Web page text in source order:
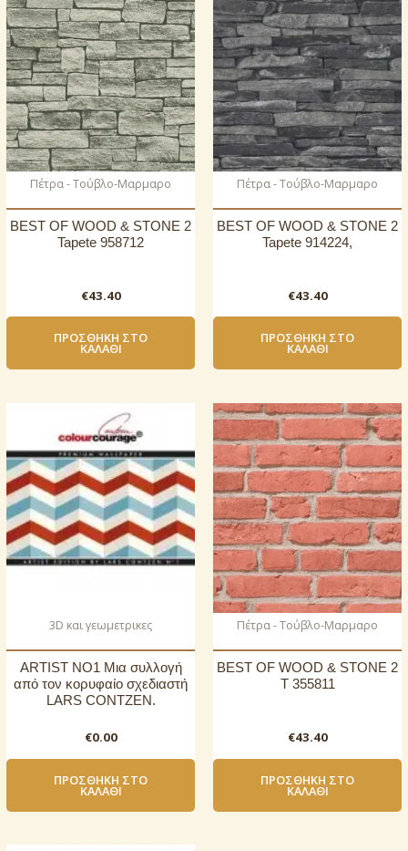
Πέτρα - Τούβλο-Μαρμαρο
BEST OF WOOD & STONE 2
Tapete 958712
€43.40
ΠΡΟΣΘΉΚΗ ΣΤΟ
ΚΑΛΆΘΙ
Πέτρα - Τούβλο-Μαρμαρο
BEST OF WOOD & STONE 2
Tapete 914224,
€43.40
ΠΡΟΣΘΉΚΗ ΣΤΟ
ΚΑΛΆΘΙ
3D και γεωμετρικες
ARTIST NO1 Μια συλλογή
από τον κορυφαίο σχεδιαστή
LARS CONTZEN.
€0.00
ΠΡΟΣΘΉΚΗ ΣΤΟ
ΚΑΛΆΘΙ
Πέτρα - Τούβλο-Μαρμαρο
BEST OF WOOD & STONE 2
T 355811
€43.40
ΠΡΟΣΘΉΚΗ ΣΤΟ
ΚΑΛΆΘΙ